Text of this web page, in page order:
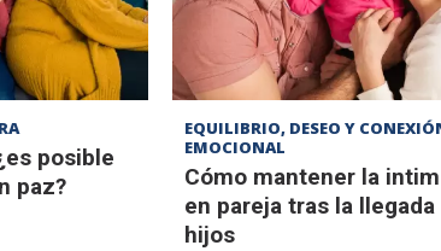
posible
paz?
EQUILIBRIO, DESEO Y
EMOCIONAL
Cómo mantener la
en pareja tras la
hijos